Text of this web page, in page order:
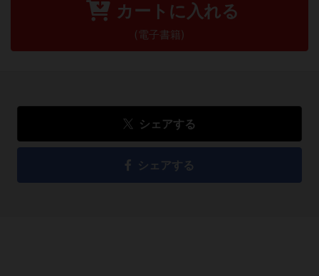
カートに入れる
(電子書籍)
シェアする
シェアする